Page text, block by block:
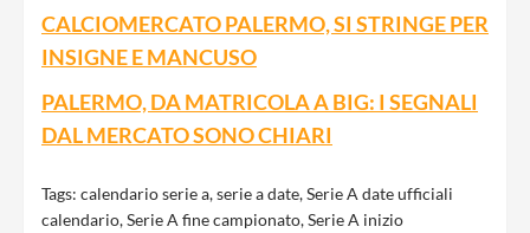
CALCIOMERCATO PALERMO, SI STRINGE PER
INSIGNE E MANCUSO
PALERMO, DA MATRICOLA A BIG: I SEGNALI
DAL MERCATO SONO CHIARI
Tags: calendario serie a,serie a date,Serie A date ufficiali
calendario,Serie A fine campionato,Serie A inizio